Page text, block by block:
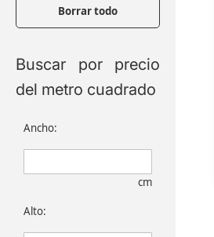
Buscar por precio
del metro cuadrado
Ancho:
cm
Alto:
Borrar todo